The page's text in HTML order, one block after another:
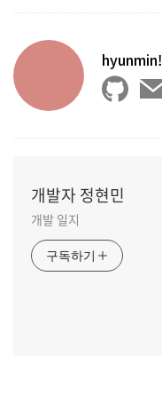
hyunmin!
개발자 정현민
개발 일지
구독하기